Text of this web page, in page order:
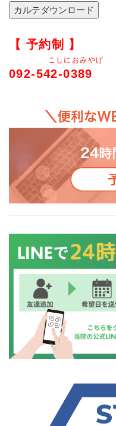
【 予約制 】
こしにおみやげ
092-542-0389